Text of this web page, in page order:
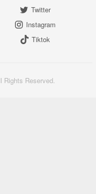
Twitter
Instagram
Tiktok
Reserved.